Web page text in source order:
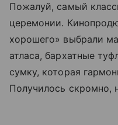
Пожалуй, самый
церемонии.
хорошего» выбрали
атласа, бархатные
сумку, которая
Получилось скромно,